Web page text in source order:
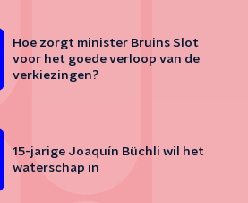
Hoe zorgt minister Bruins Slot
voor het goede verloop van de
verkiezingen?
15-jarige Joaquín Büchli wil het
waterschap in